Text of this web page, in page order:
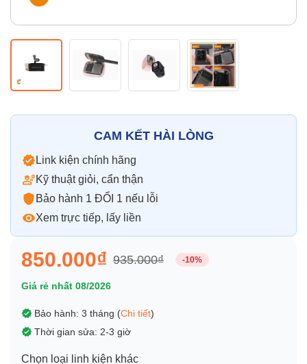
CAM KẾT HÀI LÒNG
Link kiện chính hãng
Kỹ thuật giỏi, cẩn thận
Bảo hành 1 ĐỔI 1 nếu lỗi
Xem trực tiếp, lấy liền
850.000₫ 935.000₫ -10%
Giá rẻ nhất 08/2026
Bảo hành: 3 tháng (Chi tiết)
Thời gian sửa: 2-3 giờ
Chọn loại linh kiện khác